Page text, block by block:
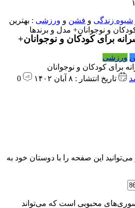
شیوه زندگی و فشن و ورزشی : بهترین
و نوجوانان+ مدل و برندها
برای کودکان و نوجوانان+
ورزشی
تاریخ انتشار : ۸ آبان ۱۴۰۲
0
این صفحه را با دوستان خود به
محبوبی است که می‌تواند